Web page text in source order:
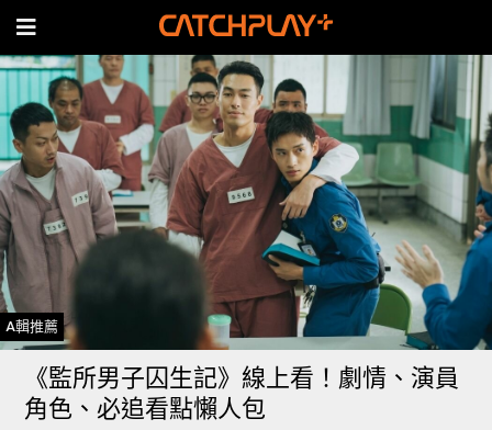
A輯推薦
《監所男子囚生記》線上看！劇情、演員
角色、必追看點懶人包